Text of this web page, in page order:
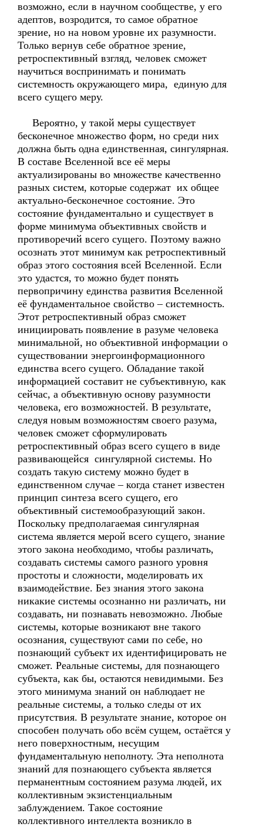
возможно, если в научном сообществе, у его
адептов, возродится, то самое обратное
зрение, но на новом уровне их разумности.
Только вернув себе обратное зрение,
ретроспективный взгляд, человек сможет
научиться воспринимать и понимать
системность окружающего мира, единую для
всего сущего меру.
Вероятно, у такой меры существует
бесконечное множество форм, но среди них
должна быть одна единственная, сингулярная.
В составе Вселенной все её меры
актуализированы во множестве качественно
разных систем, которые содержат их общее
актуально-бесконечное состояние. Это
состояние фундаментально и существует в
форме минимума объективных свойств и
противоречий всего сущего. Поэтому важно
осознать этот минимум как ретроспективный
образ этого состояния всей Вселенной. Если
это удастся, то можно будет понять
первопричину единства развития Вселенной
её фундаментальное свойство – системность.
Этот ретроспективный образ сможет
инициировать появление в разуме человека
минимальной, но объективной информации о
существовании энергоинформационного
единства всего сущего. Обладание такой
информацией составит не субъективную, как
сейчас, а объективную основу разумности
человека, его возможностей. В результате,
следуя новым возможностям своего разума,
человек сможет сформулировать
ретроспективный образ всего сущего в виде
развивающейся сингулярной системы. Но
создать такую систему можно будет в
единственном случае – когда станет известен
принцип синтеза всего сущего, его
объективный системообразующий закон.
Поскольку предполагаемая сингулярная
система является мерой всего сущего, знание
этого закона необходимо, чтобы различать,
создавать системы самого разного уровня
простоты и сложности, моделировать их
взаимодействие. Без знания этого закона
никакие системы осознанно ни различать, ни
создавать, ни познавать невозможно. Любые
системы, которые возникают вне такого
осознания, существуют сами по себе, но
познающий субъект их идентифицировать не
сможет. Реальные системы, для познающего
субъекта, как бы, остаются невидимыми. Без
этого минимума знаний он наблюдает не
реальные системы, а только следы от их
присутствия. В результате знание, которое он
способен получать обо всём сущем, остаётся у
него поверхностным, несущим
фундаментальную неполноту. Эта неполнота
знаний для познающего субъекта является
перманентным состоянием разума людей, их
коллективным экзистенциальным
заблуждением. Такое состояние
коллективного интеллекта возникло в